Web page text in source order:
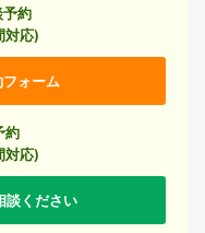
予約
対応)
ォーム
約
対応)
談ください